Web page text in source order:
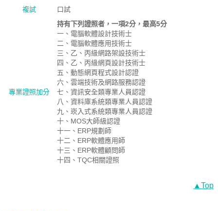
複試
口試
專業證照加分
持有下列證照者，一項2分，最高5分
一、電腦軟體設計技術士
二、電腦軟體應用技術士
三、乙、丙級網路架設技術士
四、乙、丙級網頁設計技術士
五、動態網頁程式設計認證
六、雲端技術及網路服務認證
七、資訊安全類專業人員認證
八、資料庫系統類專業人員認證
九、崁入式系統類專業人員認證
十、MOS大師級認證
十一、ERP規劃師
十二、ERP軟體應用師
十三、ERP軟體顧問師
十四、TQC相關證照
▲Top